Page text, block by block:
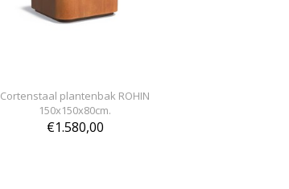
Cortenstaal plantenbak ROHIN
150x150x80cm.
€1.580,00